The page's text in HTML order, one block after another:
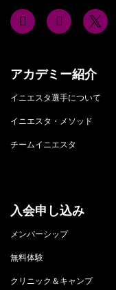
アカデミー紹介
イニエスタ選手について
イニエスタ・メソッド
チームイニエスタ
入会申し込み
メンバーシップ
無料体験
クリニック＆キャンプ